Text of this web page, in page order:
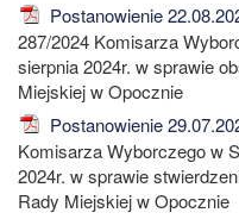
Postanowienie
287/2024 Komisarza
sierpnia 2024r. w sprawie
Miejskiej w Opocznie
Postanowienie
Komisarza Wyborczego w
2024r. w sprawie
Rady Miejskiej w Opocznie